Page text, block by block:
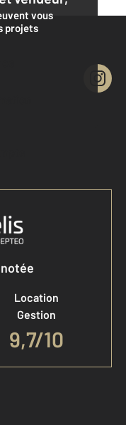
vous
projets
Location
Gestion
9,7/10